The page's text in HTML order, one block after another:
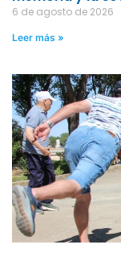
6 de agosto de 2026
Leer más »